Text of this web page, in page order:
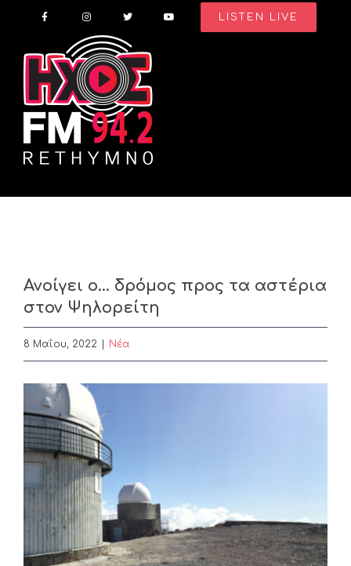
content
LISTEN LIVE
Ανοίγει ο… δρόμος προς τα αστέρια
στον Ψηλορείτη
8 Μαΐου, 2022 Nέα
View
Larger
Image